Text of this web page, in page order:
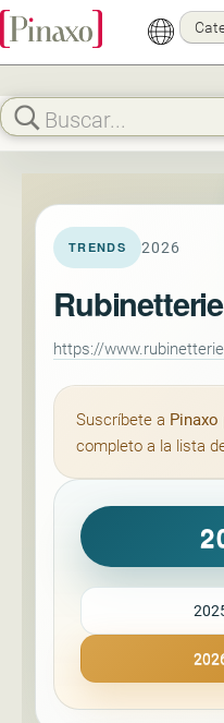
TRENDS 2026
https://
Suscríbete a Pinaxo
completo a la lista